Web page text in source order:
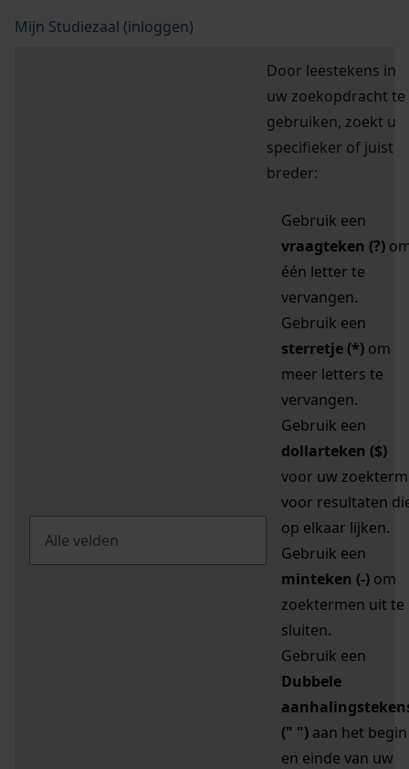
Mijn Studiezaal (inloggen)
Door leestekens in
uw zoekopdracht te
gebruiken, zoekt u
specifieker of juist
breder:
Gebruik een
vraagteken (?)
één letter te
vervangen.
Gebruik een
sterretje (*) om
meer letters te
vervangen.
Gebruik een
dollarteken ($)
voor uw zoekterm
voor resultaten
op elkaar lijken.
Gebruik een
minteken (-) om
zoektermen uit te
sluiten.
Gebruik een
Dubbele
(" ") aan het begin
en einde van uw